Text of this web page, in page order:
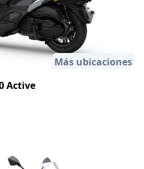
Más ubicaciones
Active